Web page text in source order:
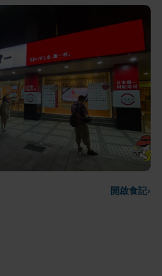
開啟食記›